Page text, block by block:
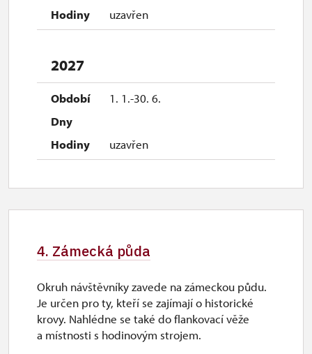
uzavřen
2027
1. 1.-30. 6.
uzavřen
4. Zámecká půda
Okruh návštěvníky zavede na zámeckou půdu.
Je určen pro ty, kteří se zajímají o historické
krovy. Nahlédne se také do flankovací věže
a místnosti s hodinovým strojem.